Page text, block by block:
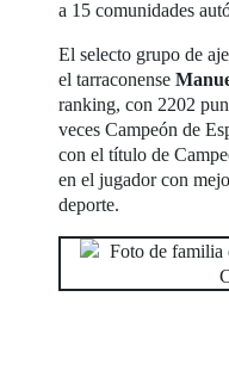
a 15 comunidades
El selecto grupo de
el tarraconense
ranking, con 2202
veces Campeón de
con el título de
en el jugador con
deporte.